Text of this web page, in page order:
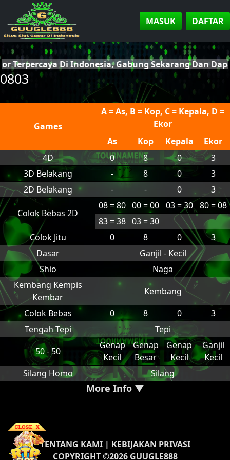
MASUK DAFTAR
Di Indonesia, Gabung Sekarang Dan
0803
Games
A = As, B = Kop, C = Kepala, D =
Ekor
As
Kop Kepala
Ekor
4D
0 8 0
3
3D Belakang
- 8 0
3
2D Belakang
- - 0 3
Colok Bebas 2D
08 = 80 00 = 00 03 = 30
80 = 08
83 = 38 03 = 30
Colok Jitu
0 8 0
3
Dasar
Ganjil - Kecil
Shio
Naga
Kembang Kempis
Kembar
Kembang
Colok Bebas
0 8 0
3
Tengah Tepi
Tepi
50 - 50
Genap
Kecil
Genap
Besar
Genap
Kecil
Ganjil
Kecil
Silang Homo
Silang
More Info ▼
TENTANG KAMI| KEBIJAKAN PRIVASI
COPYRIGHT ©2026 GUUGLE888